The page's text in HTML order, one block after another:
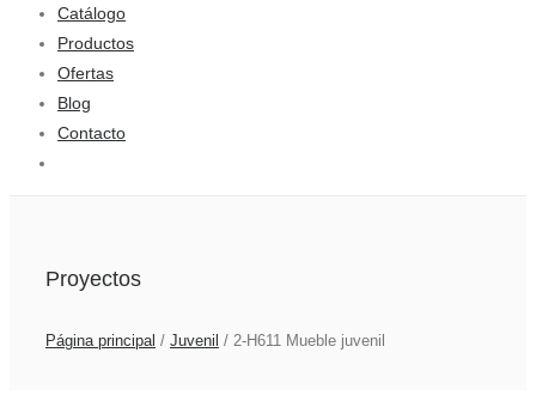
Catálogo
Productos
Ofertas
Blog
Contacto
Proyectos
Página principal / Juvenil / 2-H611 Mueble juvenil